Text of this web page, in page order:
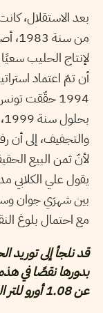
بعد الاستقلال،
من
لإنتاج الحليب سعيًا
أن تمّ اعتماد
1994 حقّقت
والتجفيف، إلى أن
لأنّ ثمن البيع
يقول علي الكلابي
مع احتمال بلوغ
قد نلجأ إلى توريد
بدورها نقصًا في
عن 1.08 أورو للتر الواحد، أي ما لا يقلّ عن 3 دنانير،